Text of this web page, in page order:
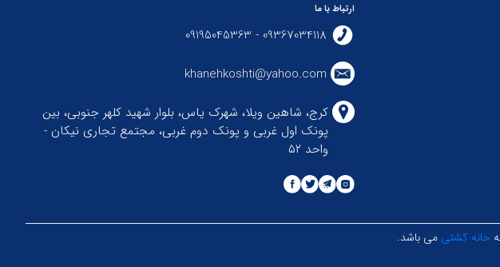
ارتباط با ما
09367034118 - 09195045363
khanehkoshti@yahoo.com
کرج، شاهین ویلا، شهرک یاس، بلوار شهید کلهر جنوبی، بین
پونک اول غربی و پونک دوم غربی، مجتمع تجاری نیکان -
واحد ۵۲
خانه کشتی می باشد.